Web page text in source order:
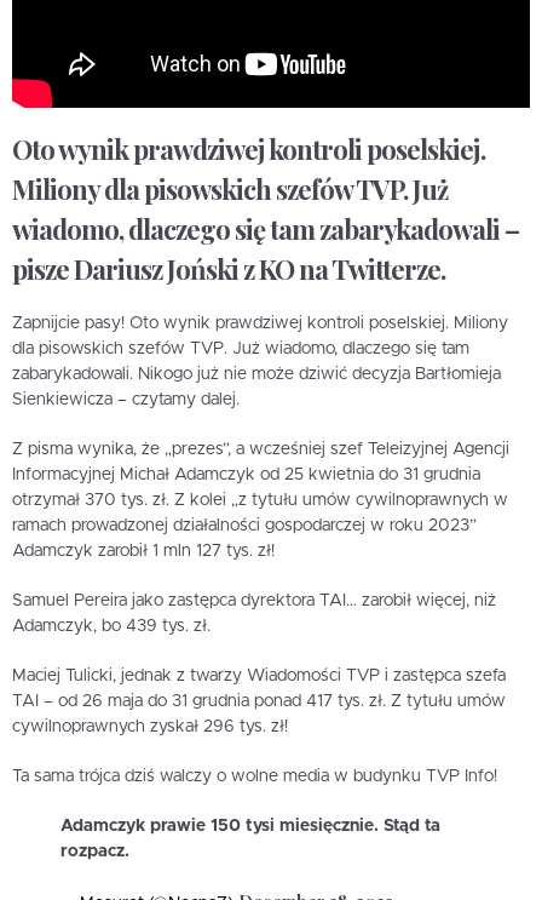
Oto wynik prawdziwej kontroli poselskiej.
Miliony dla pisowskich szefów TVP. Już
wiadomo, dlaczego się tam zabarykadowali –
pisze Dariusz Joński z KO na Twitterze.
Zapnijcie pasy! Oto wynik prawdziwej kontroli poselskiej. Miliony
dla pisowskich szefów TVP. Już wiadomo, dlaczego się tam
zabarykadowali. Nikogo już nie może dziwić decyzja Bartłomieja
Sienkiewicza – czytamy dalej.
Z pisma wynika, że „prezes”, a wcześniej szef Teleizyjnej Agencji
Informacyjnej Michał Adamczyk od 25 kwietnia do 31 grudnia
otrzymał 370 tys. zł. Z kolei „z tytułu umów cywilnoprawnych w
ramach prowadzonej działalności gospodarczej w roku 2023”
Adamczyk zarobił 1 mln 127 tys. zł!
Samuel Pereira jako zastępca dyrektora TAI… zarobił więcej, niż
Adamczyk, bo 439 tys. zł.
Maciej Tulicki, jednak z twarzy Wiadomości TVP i zastępca szefa
TAI – od 26 maja do 31 grudnia ponad 417 tys. zł. Z tytułu umów
cywilnoprawnych zyskał 296 tys. zł!
Ta sama trójca dziś walczy o wolne media w budynku TVP Info!
Adamczyk prawie 150 tysi miesięcznie. Stąd ta
rozpacz.